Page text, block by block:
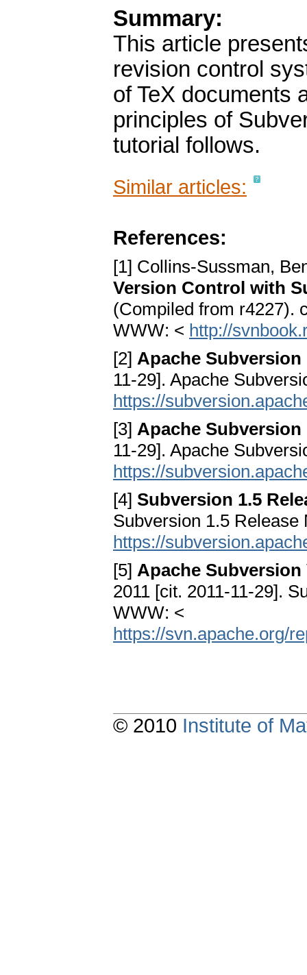
Summary:
This article
revision control
of TeX documents
principles of
tutorial follows.
Similar articles:
References:
[1] Collins-Sussman,
Version Control with
(Compiled from r4227).
WWW: < http://
[2] Apache Subversion
11-29]. Apache
https://
[3] Apache Subversion
11-29]. Apache
https://
[4] Subversion 1.5
Subversion 1.5
https://
[5] Apache
2011 [cit. 2011-11-29].
WWW: <
https://svn.apache.org/
© 2010 Institute of